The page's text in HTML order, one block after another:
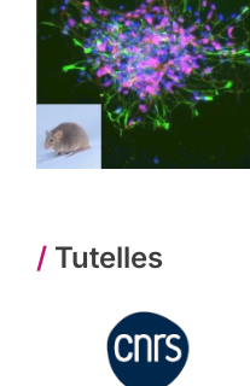
/Tutelles